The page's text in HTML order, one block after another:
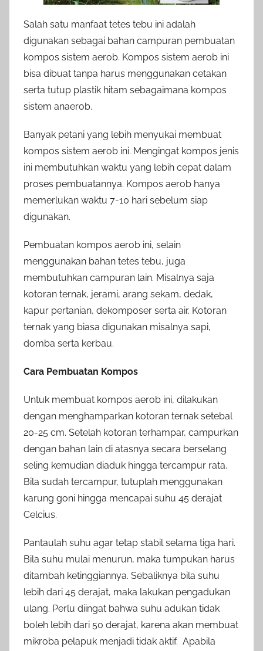
Salah satu manfaat tetes tebu ini adalah
digunakan sebagai bahan campuran pembuatan
kompos sistem aerob. Kompos sistem aerob ini
bisa dibuat tanpa harus menggunakan cetakan
serta tutup plastik hitam sebagaimana kompos
sistem anaerob.
Banyak petani yang lebih menyukai membuat
kompos sistem aerob ini. Mengingat kompos jenis
ini membutuhkan waktu yang lebih cepat dalam
proses pembuatannya. Kompos aerob hanya
memerlukan waktu 7-10 hari sebelum siap
digunakan.
Pembuatan kompos aerob ini, selain
menggunakan bahan tetes tebu, juga
membutuhkan campuran lain. Misalnya saja
kotoran ternak, jerami, arang sekam, dedak,
kapur pertanian, dekomposer serta air. Kotoran
ternak yang biasa digunakan misalnya sapi,
domba serta kerbau.
Cara Pembuatan Kompos
Untuk membuat kompos aerob ini, dilakukan
dengan menghamparkan kotoran ternak setebal
20-25 cm. Setelah kotoran terhampar, campurkan
dengan bahan lain di atasnya secara berselang
seling kemudian diaduk hingga tercampur rata.
Bila sudah tercampur, tutuplah menggunakan
karung goni hingga mencapai suhu 45 derajat
Celcius.
Pantaulah suhu agar tetap stabil selama tiga hari.
Bila suhu mulai menurun, maka tumpukan harus
ditambah ketinggiannya. Sebaliknya bila suhu
lebih dari 45 derajat, maka lakukan pengadukan
ulang. Perlu diingat bahwa suhu adukan tidak
boleh lebih dari 50 derajat, karena akan membuat
mikroba pelapuk menjadi tidak aktif. Apabila